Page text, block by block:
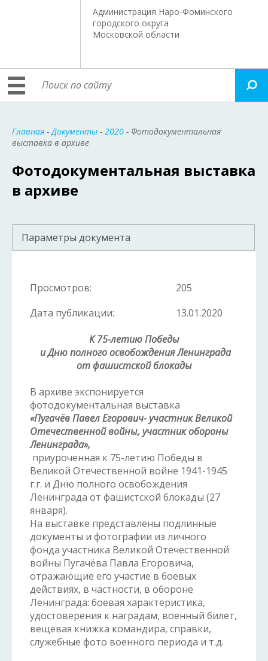
Администрация Наро-Фоминского
городского округа
Московской области
Главная -Документы - 2020 - Фотодокументальная
выставка в архиве
Фотодокументальная выставка
в архиве
Параметры документа
Просмотров:
205
Дата публикации:
13.01.2020
К 75-летию Победы
и Дню полного освобождения Ленинграда
от фашистской блокады
В архиве экспонируется
фотодокументальная выставка
«Пугачёв Павел Егорович- участник Великой
Отечественной войны, участник обороны
Ленинграда»,
приуроченная к 75-летию Победы в
Великой Отечественной войне 1941-1945
г.г. и Дню полного освобождения
Ленинграда от фашистской блокады (27
января).
На выставке представлены подлинные
документы и фотографии из личного
фонда участника Великой Отечественной
войны Пугачёва Павла Егоровича,
отражающие его участие в боевых
действиях, в частности, в обороне
Ленинграда: боевая характеристика,
удостоверения к наградам, военный билет,
вещевая книжка командира, справки,
служебные фото военного периода и т.д.